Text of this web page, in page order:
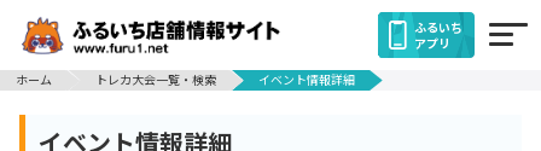
ふるいち
アプリ
ホーム
トレカ大会一覧・検索 イベント情報詳細
イベント情報詳細